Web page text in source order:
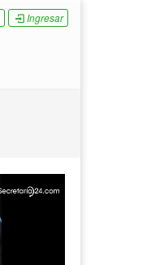
Ingresar